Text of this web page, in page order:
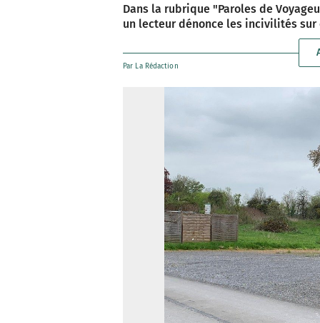
Dans la rubrique "Paroles de
un lecteur dénonce les incivilités
Par La Rédaction